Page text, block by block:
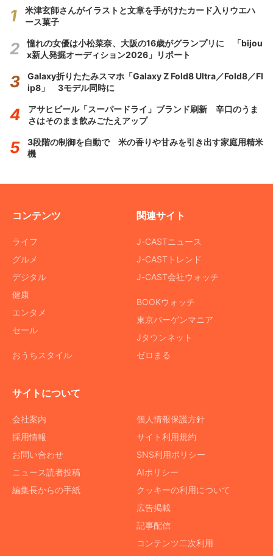
米津玄師さんがイラストと文章を手がけたカード入りウエハ
ース菓子
憧れの女優は小松菜奈、大阪の16歳がグランプリに 「bijou
x新人発掘オーディション2026」リポート
Galaxy折りたたみスマホ「Galaxy Z Fold8 Ultra／Fold8／Fl
ip8」 3モデル同時に
アサヒビール「スーパードライ」ブランド刷新 辛口のうま
さはそのまま飲みごたえアップ
3段階の制御を自動で 米の香りや甘みを引き出す家庭用精米
機
コンテンツ
ライフ
グルメ
デジタル
健康
エンタメ
セール
おうちスタイル
関連サイト
J-CASTニュース
J-CASTトレンド
J-CAST会社ウォッチ
BOOKウォッチ
東京バーゲンマニア
Jタウンネット
ゼロまる
サイトについて
会社案内
採用情報
お問い合わせ
ニュース読者投稿
編集長からの手紙
個人情報保護方針
サイト利用規約
SNS利用ポリシー
AIポリシー
クッキーの利用について
広告掲載
記事配信
コンテンツ二次利用